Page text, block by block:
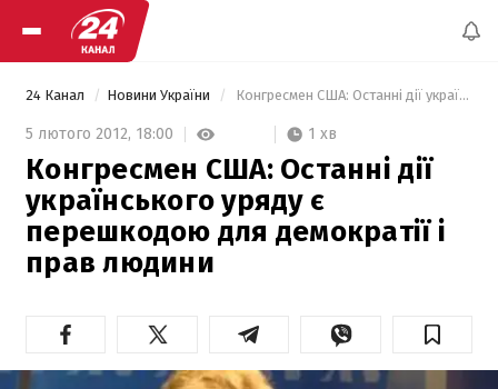
24 Канал Новини України Конгресмен США: Останні дії українського уряду є перешкодою для демократії і прав людини
5 лютого 2012, 18:00 1 хв
Конгресмен США: Останні дії
українського уряду є
перешкодою для демократії і
прав людини